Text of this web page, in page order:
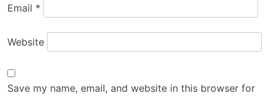
Email *
Website
Save my name, email, and website in this browser for